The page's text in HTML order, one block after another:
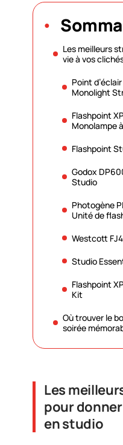
Les meilleurs
vie à vos
Point
Monolight
Flashpoint
Monolampe
Flashpoint
Godox
Studio
Photogène
Unité de
Westcott
Studio
Flashpoint
Kit
Où trouver le
soirée
Les
pour
en studio